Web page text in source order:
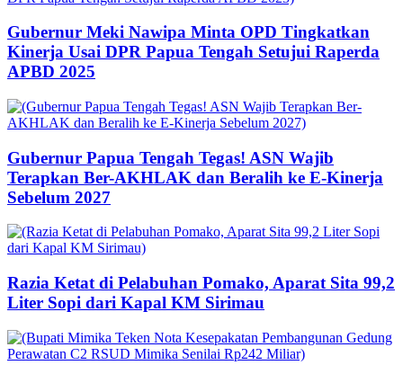
Gubernur Meki Nawipa Minta OPD Tingkatkan
Kinerja Usai DPR Papua Tengah Setujui Raperda
APBD 2025
Gubernur Papua Tengah Tegas! ASN Wajib
Terapkan Ber-AKHLAK dan Beralih ke E-Kinerja
Sebelum 2027
Razia Ketat di Pelabuhan Pomako, Aparat Sita 99,2
Liter Sopi dari Kapal KM Sirimau